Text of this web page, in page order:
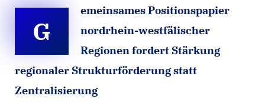
G
emeinsames Positionspapier
nordrhein-westfälischer
Regionen fordert Stärkung
regionaler Strukturförderung statt
Zentralisierung